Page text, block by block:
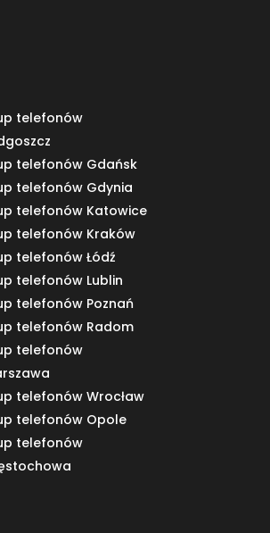
telefonów
telefonów Gdańsk
telefonów Gdynia
telefonów Katowice
telefonów Kraków
telefonów Łódź
telefonów Lublin
telefonów Poznań
telefonów Radom
telefonów
telefonów Wrocław
telefonów Opole
telefonów